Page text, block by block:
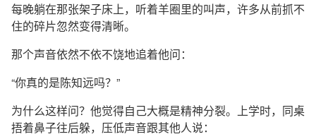
每晚躺在那张架子床上，听着羊圈里的叫声，许多从前抓不
住的碎片忽然变得清晰。
那个声音依然不依不饶地追着他问：
“你真的是陈知远吗？”
为什么这样问？他觉得自己大概是精神分裂。上学时，同桌
捂着鼻子往后躲，压低声音跟其他人说：